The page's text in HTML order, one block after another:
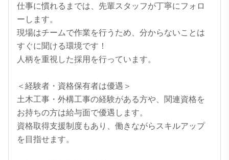
仕事に慣れるまでは、先輩スタッフが丁寧にフォロ
ーします。
現場はチームで作業を行うため、分からないことは
すぐに聞ける環境です！
人柄を重視した採用を行っています。
＜経験者・資格保有者は優遇＞
土木工事・外構工事の経験がある方や、関連資格を
お持ちの方は給与面で優遇します。
資格取得支援制度もあり、働きながらスキルアップ
を目指せます。